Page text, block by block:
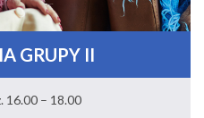
GRUPY II
16.00 – 18.00